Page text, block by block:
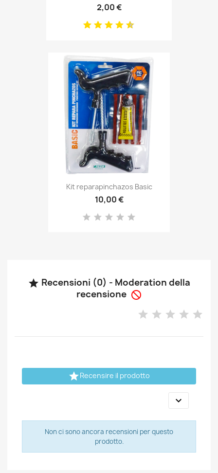
2,00 €
Kit reparapinchazos Basic
10,00 €
 Recensioni (0) - Moderation della
recensione 
Recensire il prodotto

Non ci sono ancora recensioni per questo
prodotto.